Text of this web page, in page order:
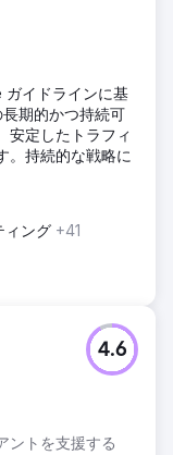
イドラインに基
期的かつ持続可
安定したトラフィ
。持続的な戦略に
ィング +41
ントを支援する
4.6